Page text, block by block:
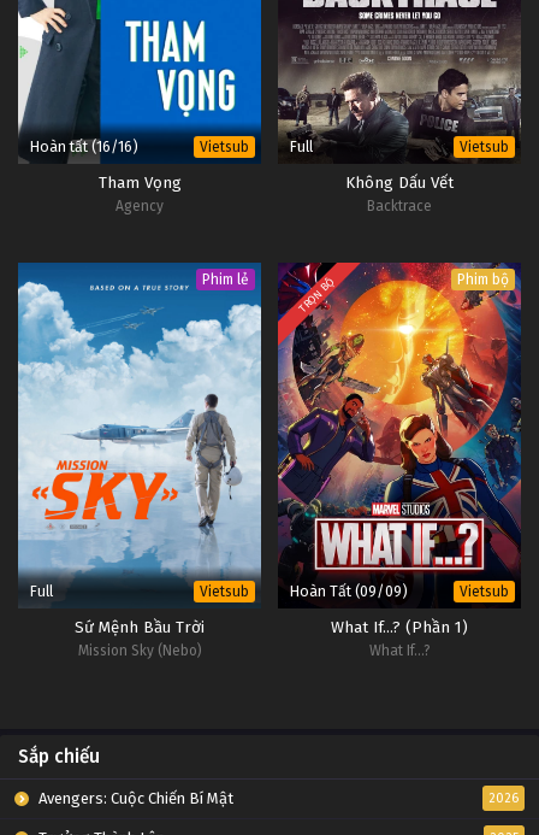
Hoàn tất (16/16) Vietsub
Tham Vọng
Agency
Full Vietsub
Không Dấu Vết
Backtrace
Phim lẻ
Full Vietsub
Sứ Mệnh Bầu Trời
Mission Sky (Nebo)
TRỌN BỘ Phim bộ
Hoàn Tất (09/09) Vietsub
What If...? (Phần 1)
What If...?
Sắp chiếu
Avengers: Cuộc Chiến Bí Mật 2026